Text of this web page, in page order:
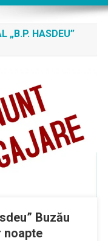
„B.P. HASDEU”
Buzău
noapte